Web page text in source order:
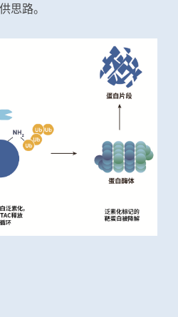
思路。